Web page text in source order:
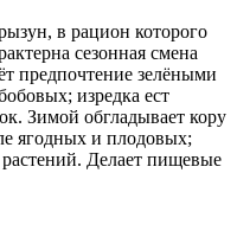
в рацион которого
сезонная смена
предпочтение зелёными
изредка ест
Зимой обгладывает кору
ягодных и плодовых;
Делает пищевые